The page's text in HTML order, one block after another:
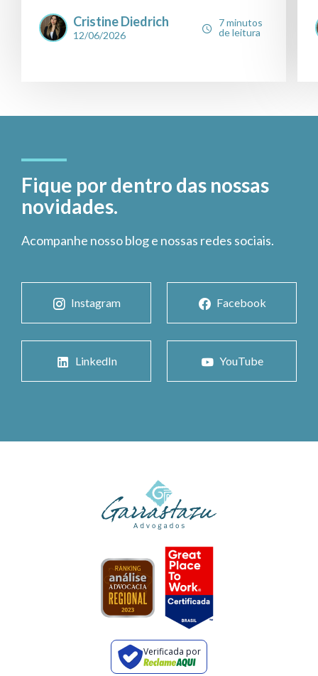
Cristine Diedrich
12/06/2026
7 minutos
de leitura
Fique por dentro das nossas
novidades.
Acompanhe nosso blog e nossas redes sociais.
Instagram Facebook
LinkedIn YouTube
Verificada por